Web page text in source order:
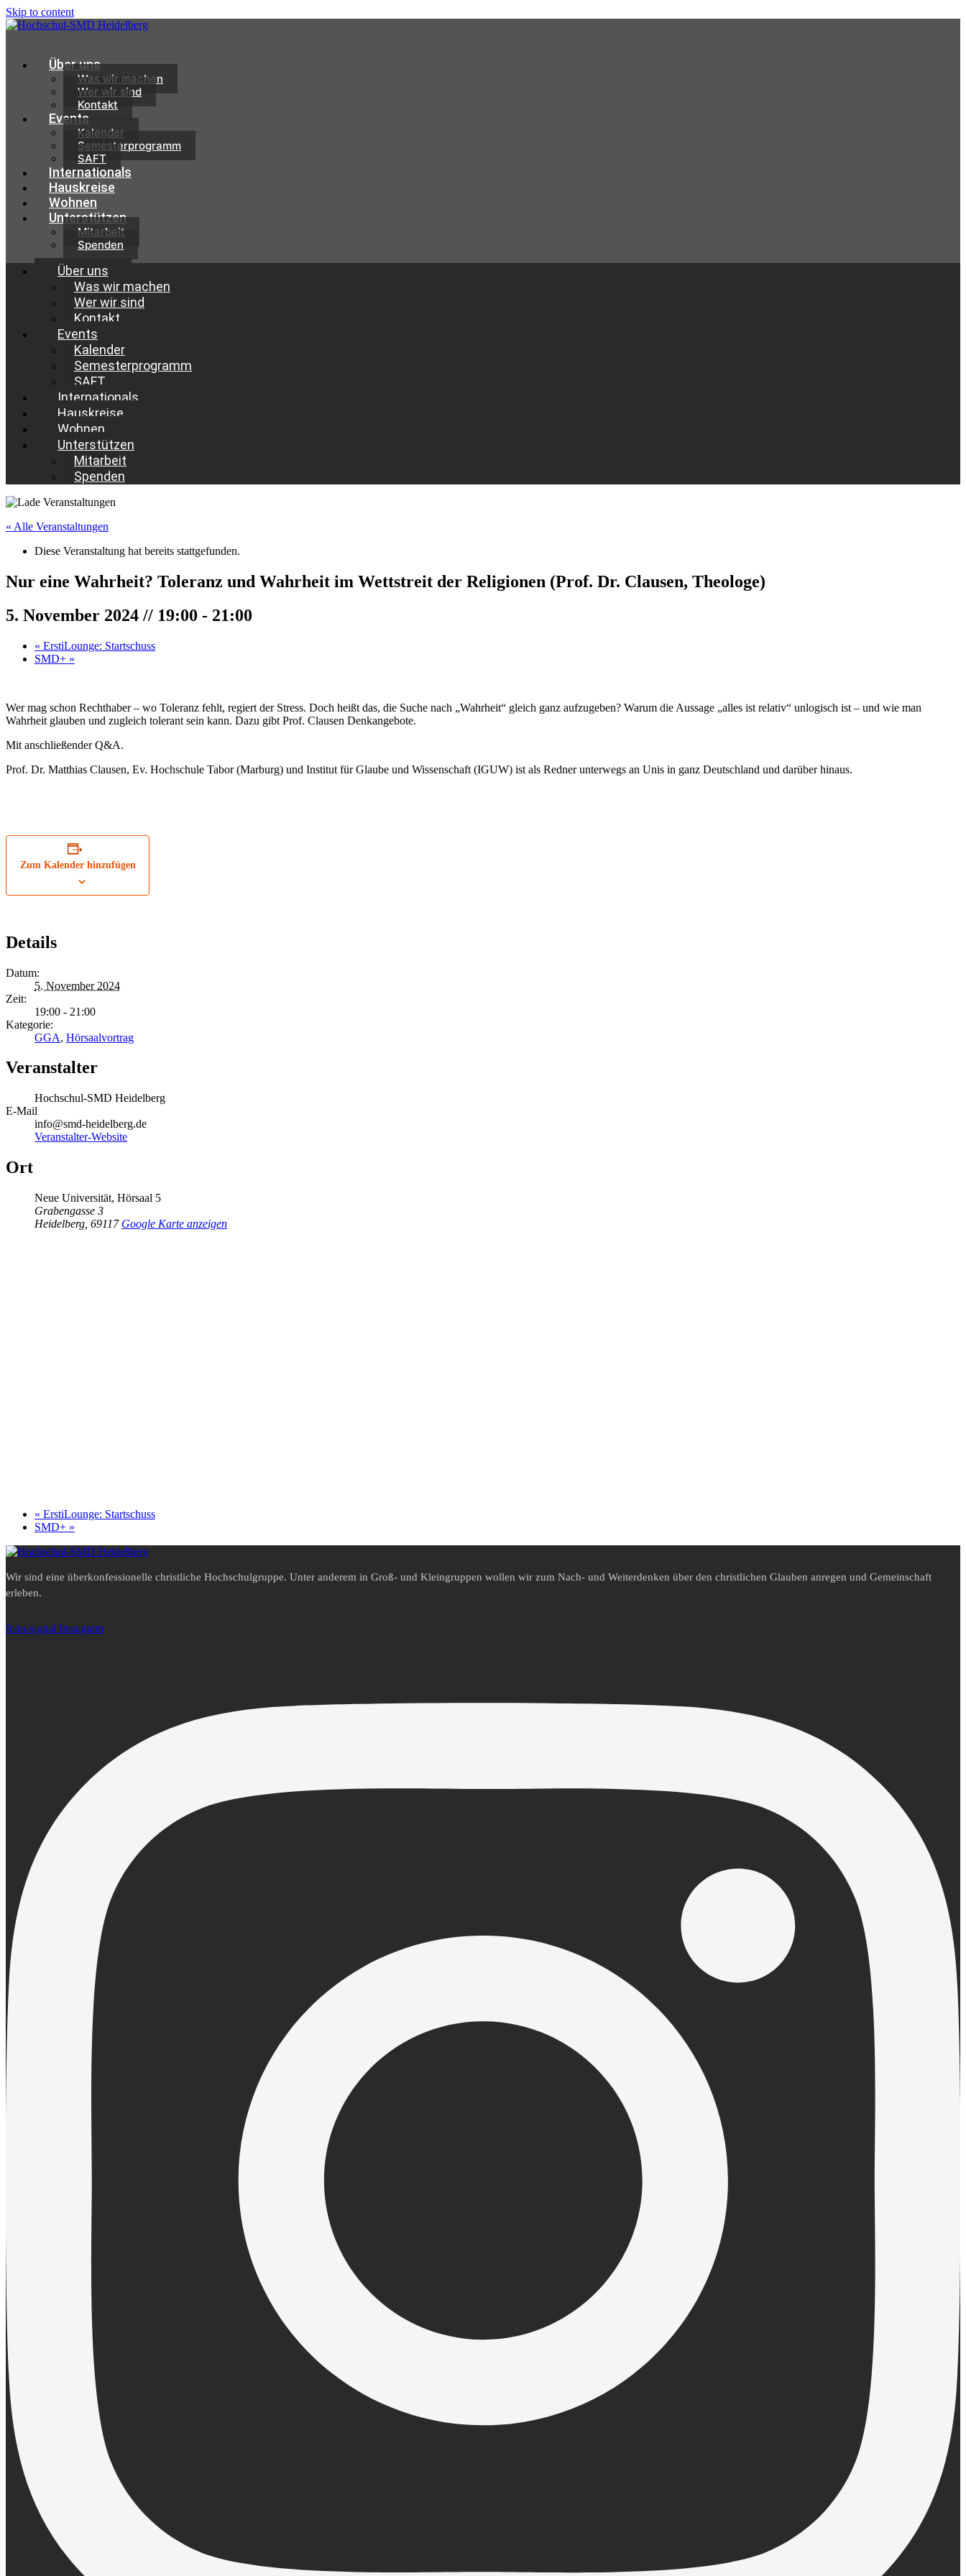
Skip to content
Über uns
Was wir machen
Wer wir sind
Kontakt
Events
Kalender
Semesterprogramm
SAFT
Internationals
Hauskreise
Wohnen
Unterstützen
Mitarbeit
Spenden
Über uns
Was wir machen
Wer wir sind
Kontakt
Events
Kalender
Semesterprogramm
SAFT
Internationals
Hauskreise
Wohnen
Unterstützen
Mitarbeit
Spenden
« Alle Veranstaltungen
Diese Veranstaltung hat bereits stattgefunden.
Nur eine Wahrheit? Toleranz und Wahrheit im Wettstreit der Religionen (Prof. Dr. Clausen, Theologe)
5. November 2024 // 19:00 - 21:00
« ErstiLounge: Startschuss
SMD+ »
Wer mag schon Rechthaber – wo Toleranz fehlt, regiert der Stress. Doch heißt das, die Suche nach „Wahrheit“ gleich ganz aufzugeben? Warum die Aussage „alles ist relativ“ unlogisch ist – und wie man
Wahrheit glauben und zugleich tolerant sein kann. Dazu gibt Prof. Clausen Denkangebote.
Mit anschließender Q&A.
Prof. Dr. Matthias Clausen, Ev. Hochschule Tabor (Marburg) und Institut für Glaube und Wissenschaft (IGUW) ist als Redner unterwegs an Unis in ganz Deutschland und darüber hinaus.
Zum Kalender hinzufügen
Details
Datum:
5. November 2024
Zeit:
19:00 - 21:00
Kategorie:
GGA, Hörsaalvortrag
Veranstalter
Hochschul-SMD Heidelberg
E-Mail
info@smd-heidelberg.de
Veranstalter-Website
Ort
Neue Universität, Hörsaal 5
Grabengasse 3
Heidelberg 69117 Google Karte anzeigen
« ErstiLounge: Startschuss
SMD+ »
Wir sind eine überkonfessionelle christliche Hochschulgruppe. Unter anderem in Groß- und Kleingruppen wollen wir zum Nach- und Weiterdenken über den christlichen Glauben anregen und Gemeinschaft
erleben.
Icon-signal Instagram